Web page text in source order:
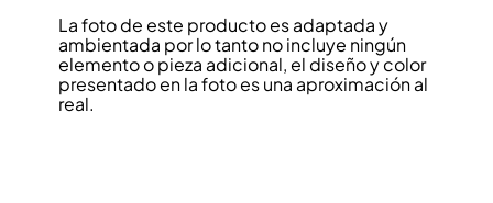
La foto de este producto es adaptada y
ambientada por lo tanto no incluye ningún
elemento o pieza adicional, el diseño y color
presentado en la foto es una aproximación al
real.